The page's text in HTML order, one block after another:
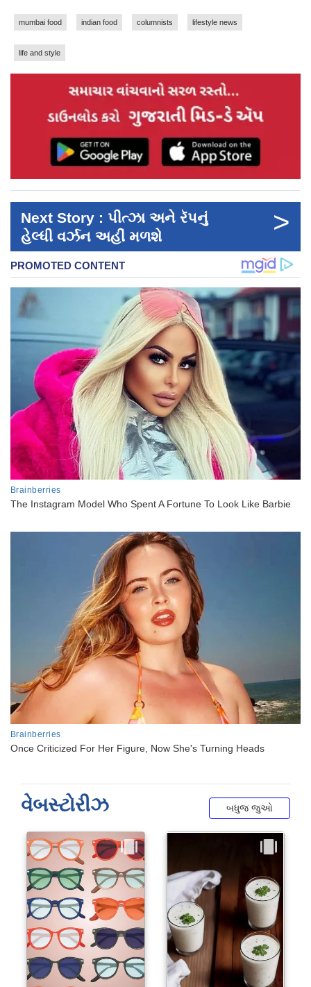
mumbai food indian food columnists lifestyle news
life and style
Next Story : પીત્ઝા અને રૅપનું
હેલ્ધી વર્ઝન અહીં મળશે
>
વેબસ્ટોરીઝ બધુજ જુઓ